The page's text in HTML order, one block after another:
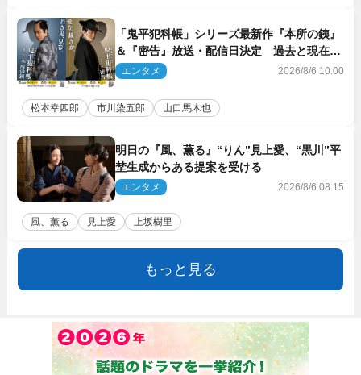
「鬼平犯科帳」シリーズ最新作『本所の銕』
＆『密告』放送・配信日決定 過去と現在が
繋がるビジュアルも解禁
エンタメ 2026/8/6 10:00
松本幸四郎 市川染五郎 山口馬木也
明日の『風、薫る』“りん”見上愛、“黒川”平
埜生成からある提案を受ける
エンタメ 2026/8/6 08:15
風、薫る 見上愛 上坂樹里
もっと見る